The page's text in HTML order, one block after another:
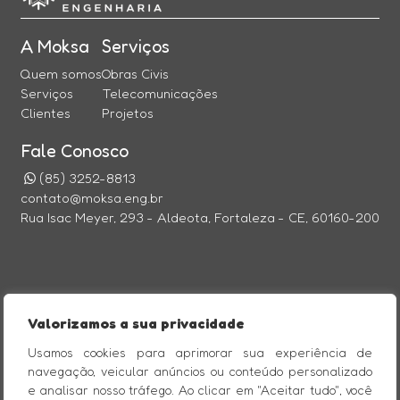
Valorizamos a sua privacidade
Usamos cookies para aprimorar sua experiência de
navegação, veicular anúncios ou conteúdo personalizado
e analisar nosso tráfego. Ao clicar em "Aceitar tudo", você
A Moksa
Quem somos
Serviços
Clientes
Serviços
Obras Civis
Telecomunicações
Projetos
Fale Conosco
(85) 3252-8813
contato@moksa.eng.br
Rua Isac Meyer, 293 - Aldeota, Fortaleza - CE, 60160-200
CERTIFICAÇÕES